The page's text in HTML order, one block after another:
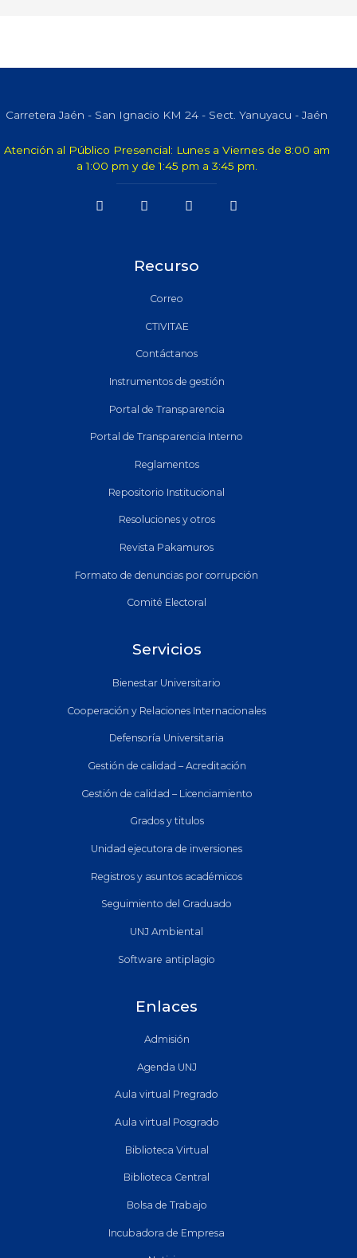
Carretera Jaén - San Ignacio KM 24 - Sect. Yanuyacu - Jaén
Atención al Público Presencial: Lunes a Viernes de 8:00 am
a 1:00 pm y de 1:45 pm a 3:45 pm.
Recurso
Correo
CTIVITAE
Contáctanos
Instrumentos de gestión
Portal de Transparencia
Portal de Transparencia Interno
Reglamentos
Repositorio Institucional
Resoluciones y otros
Revista Pakamuros
Formato de denuncias por corrupción
Comité Electoral
Servicios
Bienestar Universitario
Cooperación y Relaciones Internacionales
Defensoría Universitaria
Gestión de calidad – Acreditación
Gestión de calidad – Licenciamiento
Grados y titulos
Unidad ejecutora de inversiones
Registros y asuntos académicos
Seguimiento del Graduado
UNJ Ambiental
Software antiplagio
Enlaces
Admisión
Agenda UNJ
Aula virtual Pregrado
Aula virtual Posgrado
Biblioteca Virtual
Biblioteca Central
Bolsa de Trabajo
Incubadora de Empresa